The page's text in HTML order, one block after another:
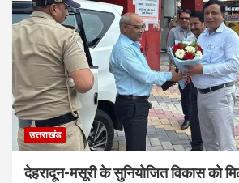
उत्तराखंड
देहरादून-मसूरी के सुनियोजित विकास को